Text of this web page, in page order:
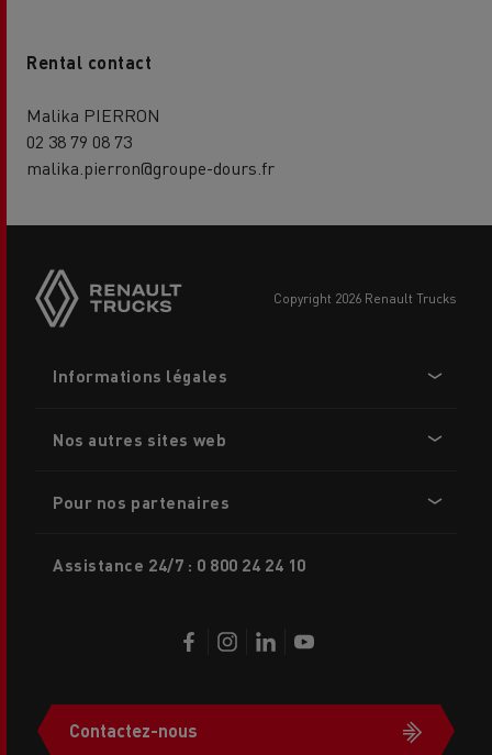
Rental contact
Malika PIERRON
02 38 79 08 73
malika.pierron@groupe-dours.fr
buttons
copyright 2026 Renault Trucks
menu
Informations légales
Nos autres sites web
Pour nos partenaires
Assistance 24/7 : 0 800 24 24 10
Contactez-nous